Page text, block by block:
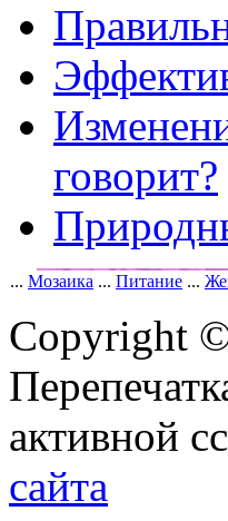
говорит?
... Мозаика ... Питание ...
Copyright
активной
сайта